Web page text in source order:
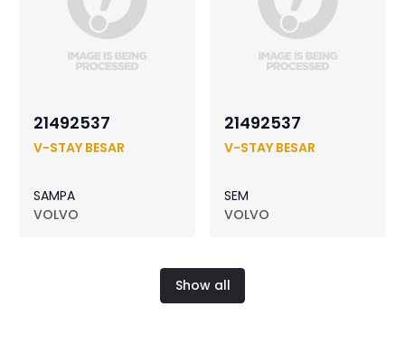
21492537
V-STAY BESAR
SAMPA
VOLVO
21492537
V-STAY BESAR
SEM
VOLVO
Show all